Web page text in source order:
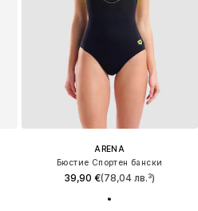
ARENA
Бюстие Спортен бански
39,90 €(78,04 лв.³)